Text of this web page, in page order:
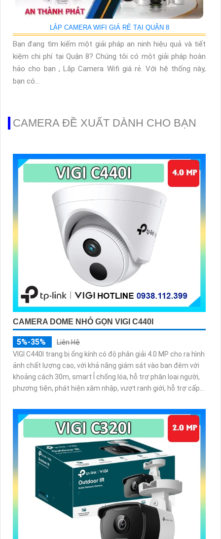
LẮP CAMERA WIFI GIÁ RẺ TẠI QUẬN 8
Bạn đang tìm kiếm một giải pháp an ninh hiệu quả và tiết
kiệm chi phí tại Quận 8? Chúng tôi có một giải pháp hoàn
hảo cho bạn , Lắp Camera Wifi giá rẻ. Với hệ thống này,
bạn có...
CAMERA ĐỀ XUẤT DÀNH CHO BẠN
CAMERA DOME NHỎ GỌN VIGI C440I
5%-35%
Liên Hệ
VIGI C440I trang bị ống kính có độ phân giải 4.0 MP cho ra hình
ảnh chất lượng cao, với khả năng giám sát vào ban đêm với
khoảng cách 30m, smart Ỉ chống lóa, hỗ trợ phân loại người,
phương tiện, phát hiện xâm nhập, vượt ranh giới, hỗ trợ cấp